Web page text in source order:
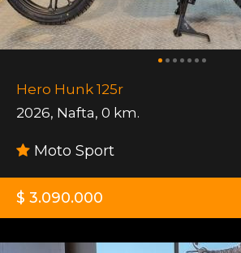
Hero Hunk 125r
2026, Nafta, 0 km.
Moto Sport
$ 3.090.000